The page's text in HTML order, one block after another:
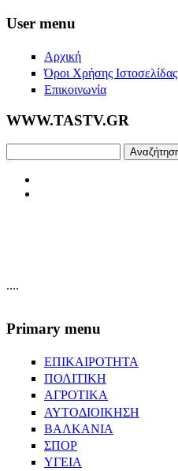
Skip to main content
User menu
Αρχική
Όροι Χρήσης Ιστοσελίδας
Επικοινωνία
WWW.TASTV.GR
....
Primary menu
ΕΠΙΚΑΙΡΟΤΗΤΑ
ΠΟΛΙΤΙΚΗ
ΑΓΡΟΤΙΚΑ
ΑΥΤΟΔΙΟΙΚΗΣΗ
ΒΑΛΚΑΝΙΑ
ΣΠΟΡ
ΥΓΕΙΑ